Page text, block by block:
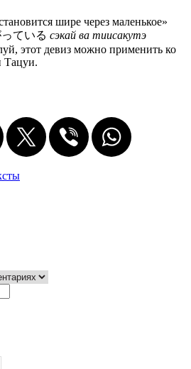
шире через маленькое»
ている сэкай ва тиисакутэ
этот девиз можно применить ко
Тацуи.